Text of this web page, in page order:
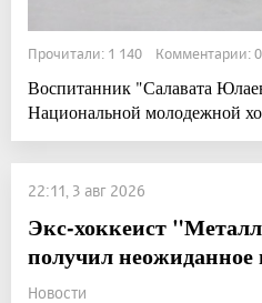
Прочитали: 1 140 Комментарии: 0
Воспитанник "Салавата
Национальной молодежной
22:11, 3 авг 2026
Экс-хоккеист
получил неожиданное
Новости